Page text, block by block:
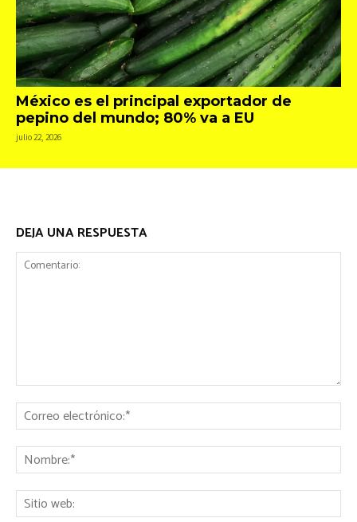
México es el principal exportador de
pepino del mundo; 80% va a EU
julio 22, 2026
DEJA UNA RESPUESTA